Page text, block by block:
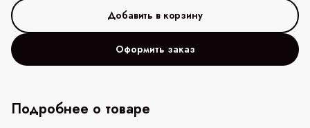
Оформить заказ
Подробнее о товаре